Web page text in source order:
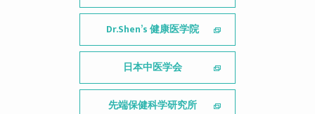
Dr.Shen’s 健康医学院
日本中医学会
先端保健科学研究所